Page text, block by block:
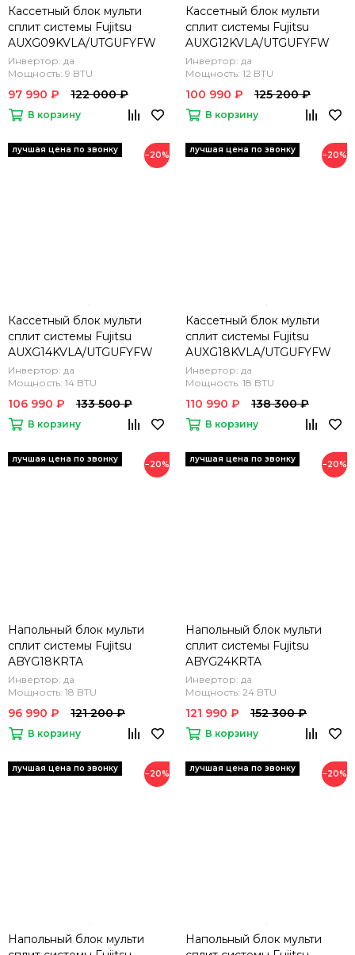
Кассетный блок мульти
сплит системы Fujitsu
AUXG09KVLA/UTGUFYFW
Инвертор: да
Мощность: 9 BTU
97 990 ₽ 122 000 ₽
В корзину
Кассетный блок мульти
сплит системы Fujitsu
AUXG12KVLA/UTGUFYFW
Инвертор: да
Мощность: 12 BTU
100 990 ₽ 125 200 ₽
В корзину
−20%
Кассетный блок мульти
сплит системы Fujitsu
AUXG14KVLA/UTGUFYFW
Инвертор: да
Мощность: 14 BTU
106 990 ₽ 133 500 ₽
В корзину
−20%
Кассетный блок мульти
сплит системы Fujitsu
AUXG18KVLA/UTGUFYFW
Инвертор: да
Мощность: 18 BTU
110 990 ₽ 138 300 ₽
В корзину
−20%
Напольный блок мульти
сплит системы Fujitsu
ABYG18KRTA
Инвертор: да
Мощность: 18 BTU
96 990 ₽ 121 200 ₽
В корзину
−20%
Напольный блок мульти
сплит системы Fujitsu
ABYG24KRTA
Инвертор: да
Мощность: 24 BTU
121 990 ₽ 152 300 ₽
В корзину
−20%
Напольный блок мульти
−20%
Напольный блок мульти